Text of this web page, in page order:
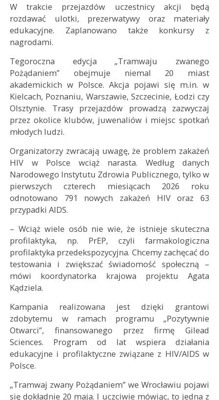
W trakcie przejazdów uczestnicy akcji będą
rozdawać ulotki, prezerwatywy oraz materiały
edukacyjne. Zaplanowano także konkursy z
nagrodami.
Tegoroczna edycja „Tramwaju zwanego
Pożądaniem” obejmuje niemal 20 miast
akademickich w Polsce. Akcja pojawi się m.in. w
Kielcach, Poznaniu, Warszawie, Szczecinie, Łodzi czy
Olsztynie. Trasy przejazdów prowadzą zazwyczaj
przez okolice klubów, juwenaliów i miejsc spotkań
młodych ludzi.
Organizatorzy zwracają uwagę, że problem zakażeń
HIV w Polsce wciąż narasta. Według danych
Narodowego Instytutu Zdrowia Publicznego, tylko w
pierwszych czterech miesiącach 2026 roku
odnotowano 791 nowych zakażeń HIV oraz 63
przypadki AIDS.
– Wciąż wiele osób nie wie, że istnieje skuteczna
profilaktyka, np. PrEP, czyli farmakologiczna
profilaktyka przedekspozycyjna. Chcemy zachęcać do
testowania i zwiększać świadomość społeczną –
mówi koordynatorka krajowa projektu Agata
Kądziela.
Kampania realizowana jest dzięki grantowi
zdobytemu w ramach programu „Pozytywnie
Otwarci”, finansowanego przez firmę Gilead
Sciences. Program od lat wspiera działania
edukacyjne i profilaktyczne związane z HIV/AIDS w
Polsce.
„Tramwaj zwany Pożądaniem” we Wrocławiu pojawi
się dokładnie 20 maja. I uczciwie mówiąc, to jedna z